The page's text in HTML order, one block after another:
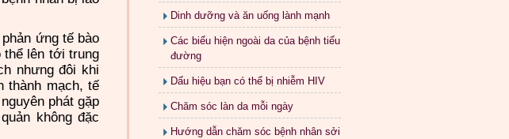
ứng tế bào
thể lên tới trung
nhưng đôi khi
thành mạch, tế
phát gặp
không đặc
Dinh dưỡng và ăn uống lành mạnh
Các biểu hiện ngoài da của bệnh tiểu
đường
Dấu hiệu bạn có thể bị nhiễm HIV
Chăm sóc làn da mỗi ngày
Hướng dẫn chăm sóc bệnh nhân sởi